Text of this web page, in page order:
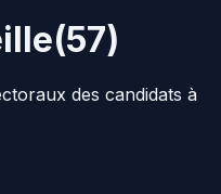
(57)
des candidats à